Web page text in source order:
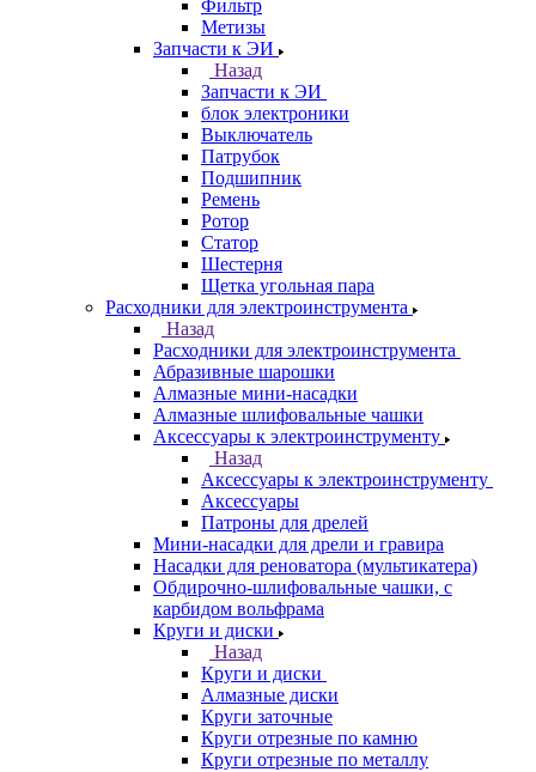
Фильтр
Метизы
Запчасти к ЭИ
Назад
Запчасти к ЭИ
блок электроники
Выключатель
Патрубок
Подшипник
Ремень
Ротор
Статор
Шестерня
Щетка угольная пара
Расходники для электроинструмента
Назад
Расходники для электроинструмента
Абразивные шарошки
Алмазные мини-насадки
Алмазные шлифовальные чашки
Аксессуары к электроинструменту
Назад
Аксессуары к электроинструменту
Аксессуары
Патроны для дрелей
Мини-насадки для дрели и гравира
Насадки для реноватора (мультикатера)
Обдирочно-шлифовальные чашки, с
карбидом вольфрама
Круги и диски
Назад
Круги и диски
Алмазные диски
Круги заточные
Круги отрезные по камню
Круги отрезные по металлу